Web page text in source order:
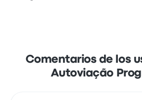
Comentarios de los
Autoviação